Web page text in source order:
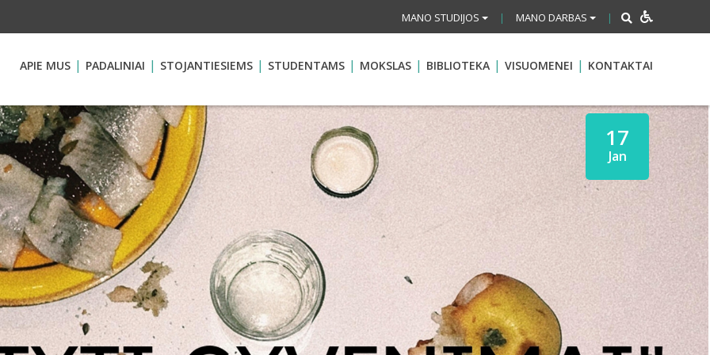
MANO STUDIJOS | MANO DARBAS |
APIE MUS PADALINIAI STOJANTIESIEMS STUDENTAMS MOKSLAS BIBLIOTEKA VISUOMENEI KONTAKTAI
17
Jan